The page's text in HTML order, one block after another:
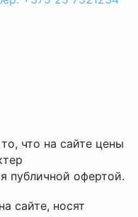
что на сайте цены
публичной офертой.
сайте, носят